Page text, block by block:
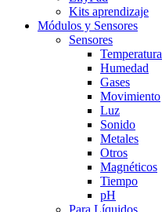
Kits aprendizaje
Módulos y Sensores
Sensores
Temperatura
Humedad
Gases
Movimiento
Luz
Sonido
Metales
Otros
Magnéticos
Tiempo
pH
Para Líquidos